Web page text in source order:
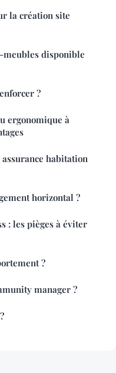
la création site
meubles disponible
?
ergonomique à
habitation
horizontal ?
: les pièges à éviter
?
manager ?